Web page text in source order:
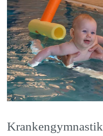
Krankengymnastik